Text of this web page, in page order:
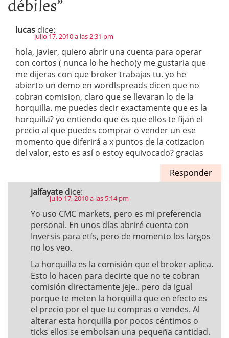
lucas dice:
julio 17, 2010 a las 2:31 pm
hola, javier, quiero abrir una cuenta para operar
con cortos ( nunca lo he hecho)y me gustaria que
me dijeras con que broker trabajas tu. yo he
abierto un demo en wordlspreads dicen que no
cobran comision, claro que se llevaran lo de la
horquilla. me puedes decir exactamente que es la
horquilla? yo entiendo que es que ellos te fijan el
precio al que puedes comprar o vender un ese
momento que diferirá a x puntos de la cotizacion
del valor, esto es así o estoy equivocado? gracias
Responder
jalfayate dice:
julio 17, 2010 a las 5:14 pm
Yo uso CMC markets, pero es mi preferencia
personal. En unos días abriré cuenta con
Inversis para etfs, pero de momento los largos
no los veo.
La horquilla es la comisión que el broker aplica.
Esto lo hacen para decirte que no te cobran
comisión directamente jeje.. pero da igual
porque te meten la horquilla que en efecto es
el precio por el que tu compras o vendes. Al
alterar esta horquilla por pocos céntimos o
ticks ellos se embolsan una pequeña cantidad.